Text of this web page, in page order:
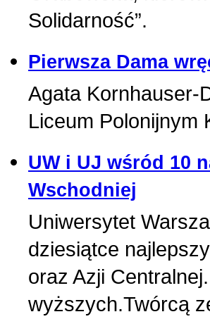
Solidarność”.
Pierwsza Dama
Agata Kornhauser-
Liceum Polonijnym
UW i UJ wśród 10
Wschodniej
Uniwersytet
dziesiątce
oraz Azji
wyższych.Twórcą